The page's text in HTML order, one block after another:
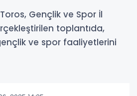
Gençlik ve Spor İl
toplantıda,
ve spor faaliyetlerini